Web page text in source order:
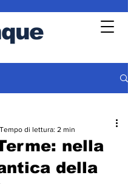
nella
della
Tempo di lettura: 2 min